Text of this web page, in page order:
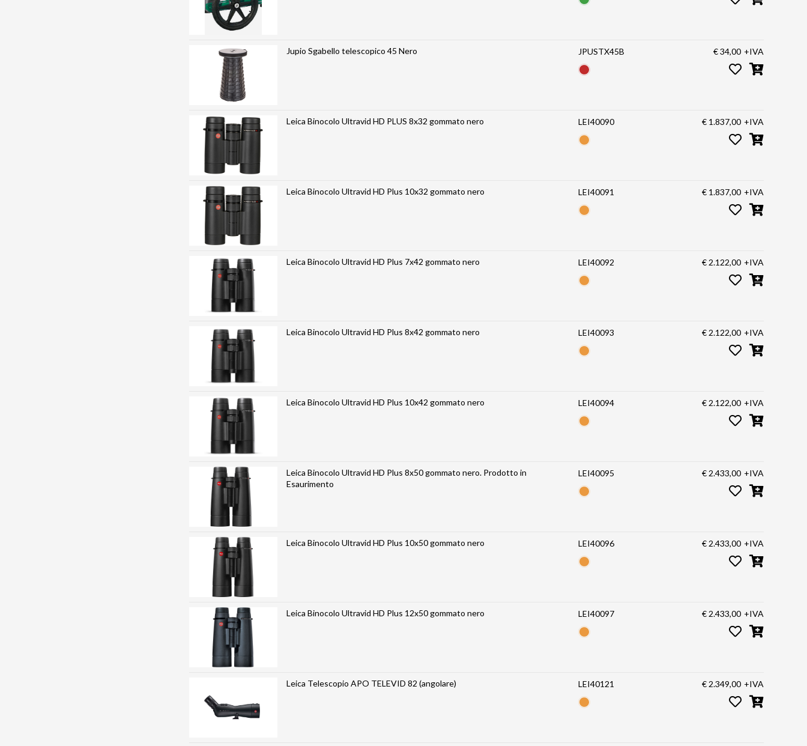
Jupio Sgabello telescopico 45 Nero JPUSTX45B € 34,00 +IVA
Leica Binocolo Ultravid HD PLUS 8x32 gommato nero LEI40090 € 1.837,00 +IVA
Leica Binocolo Ultravid HD Plus 10x32 gommato nero LEI40091 € 1.837,00 +IVA
Leica Binocolo Ultravid HD Plus 7x42 gommato nero LEI40092 € 2.122,00 +IVA
Leica Binocolo Ultravid HD Plus 8x42 gommato nero LEI40093 € 2.122,00 +IVA
Leica Binocolo Ultravid HD Plus 10x42 gommato nero LEI40094 € 2.122,00 +IVA
Leica Binocolo Ultravid HD Plus 8x50 gommato nero. Prodotto in
Esaurimento
LEI40095 € 2.433,00 +IVA
Leica Binocolo Ultravid HD Plus 10x50 gommato nero LEI40096 € 2.433,00 +IVA
Leica Binocolo Ultravid HD Plus 12x50 gommato nero LEI40097 € 2.433,00 +IVA
Leica Telescopio APO TELEVID 82 (angolare) LEI40121 € 2.349,00 +IVA